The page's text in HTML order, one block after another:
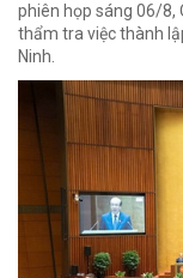
phiên họp sáng 06/8,
thẩm tra việc thành
Ninh.